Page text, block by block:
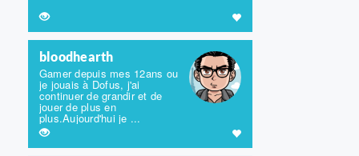
bloodhearth
Gamer depuis mes 12ans ou
je jouais à Dofus, j'ai
continuer de grandir et de
jouer de plus en
plus.Aujourd'hui je ...